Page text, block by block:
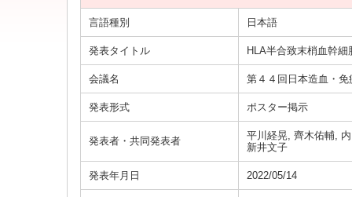
言語種別 日本語
発表タイトル HLA半合致末梢血幹
会議名 第４４回日本造血・
発表形式 ポスター掲示
発表者・共同発表者
平川経晃, 齊木佑輔,
新井文子
発表年月日 2022/05/14